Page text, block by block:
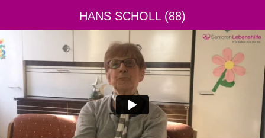
HANS SCHOLL (88)